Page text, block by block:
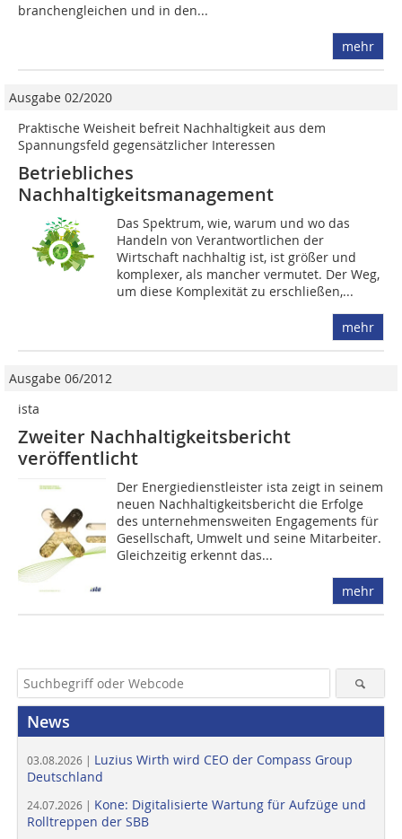
branchengleichen und in den...
mehr
Ausgabe 02/2020
Praktische Weisheit befreit Nachhaltigkeit aus dem
Spannungsfeld gegensätzlicher Interessen
Betriebliches
Nachhaltigkeitsmanagement
Das Spektrum, wie, warum und wo das
Handeln von Verantwortlichen der
Wirtschaft nachhaltig ist, ist größer und
komplexer, als mancher vermutet. Der Weg,
um diese Komplexität zu erschließen,...
mehr
Ausgabe 06/2012
ista
Zweiter Nachhaltigkeitsbericht
veröffentlicht
Der Energiedienstleister ista zeigt in seinem
neuen Nachhaltigkeitsbericht die Erfolge
des unternehmensweiten Engagements für
Gesellschaft, Umwelt und seine Mitarbeiter.
Gleichzeitig erkennt das...
mehr
News
03.08.2026 | Luzius Wirth wird CEO der Compass Group
Deutschland
24.07.2026 | Kone: Digitalisierte Wartung für Aufzüge und
Rolltreppen der SBB